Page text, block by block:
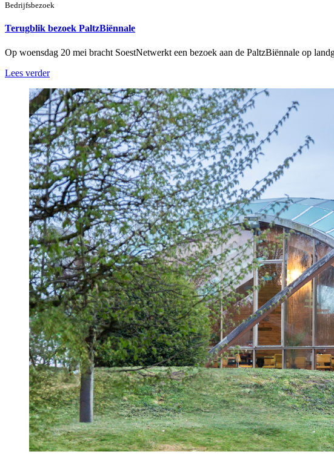
Bedrijfsbezoek
Terugblik bezoek PaltzBiënnale
Op woensdag 20 mei bracht SoestNetwerkt een bezoek aan de PaltzBiënnale op
Lees verder